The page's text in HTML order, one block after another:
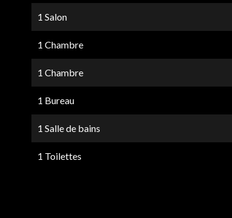
1 Salon
1 Chambre
1 Chambre
1 Bureau
1 Salle de bains
1 Toilettes